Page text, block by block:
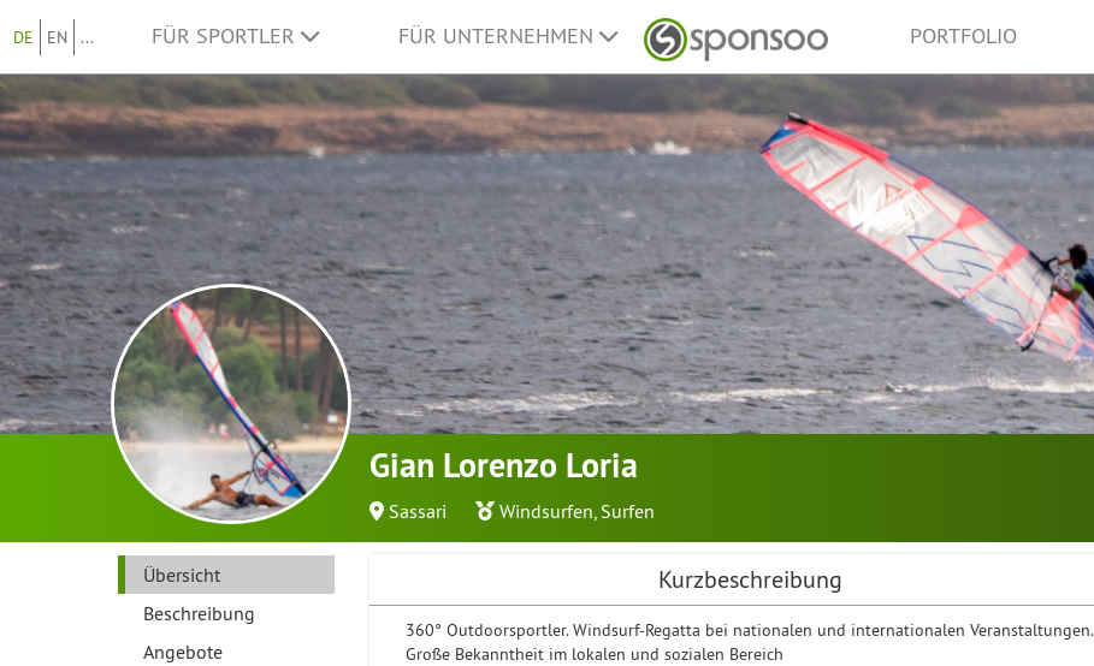
DE EN ... FÜR SPORTLER FÜR UNTERNEHMEN PORTFOLIO
Gian Lorenzo Loria
Sassari Windsurfen, Surfen
Übersicht
Beschreibung
Angebote
Kurzbeschreibung
360° Outdoorsportler. Windsurf-Regatta bei nationalen und internationalen Veranstaltungen.
Große Bekanntheit im lokalen und sozialen Bereich